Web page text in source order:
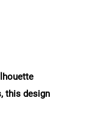
this design